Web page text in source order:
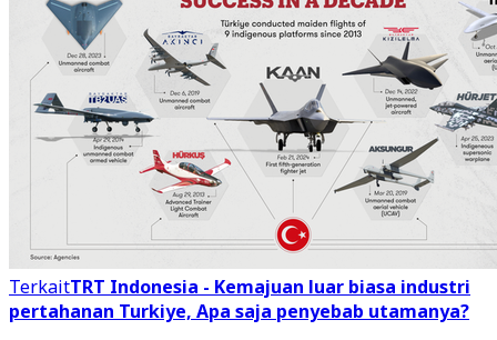
TerkaitTRT Indonesia - Kemajuan luar biasa industri
pertahanan Turkiye, Apa saja penyebab utamanya?